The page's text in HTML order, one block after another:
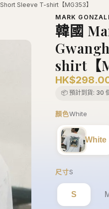
Sleeve T-shirt【MG353】
MARK
韓國
shirt【
📦 預計到貨: 30
顏色White
White
尺寸S
S